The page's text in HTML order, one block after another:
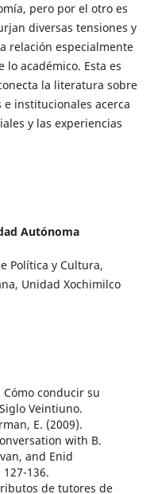
pero por el otro es
diversas tensiones y
relación especialmente
lo académico. Esta es
la literatura sobre
e institucionales acerca
y las experiencias
Autónoma
Política y Cultura,
Unidad Xochimilco
Cómo conducir su
Veintiuno.
E. (2009).
with B.
and Enid
136.
de tutores de